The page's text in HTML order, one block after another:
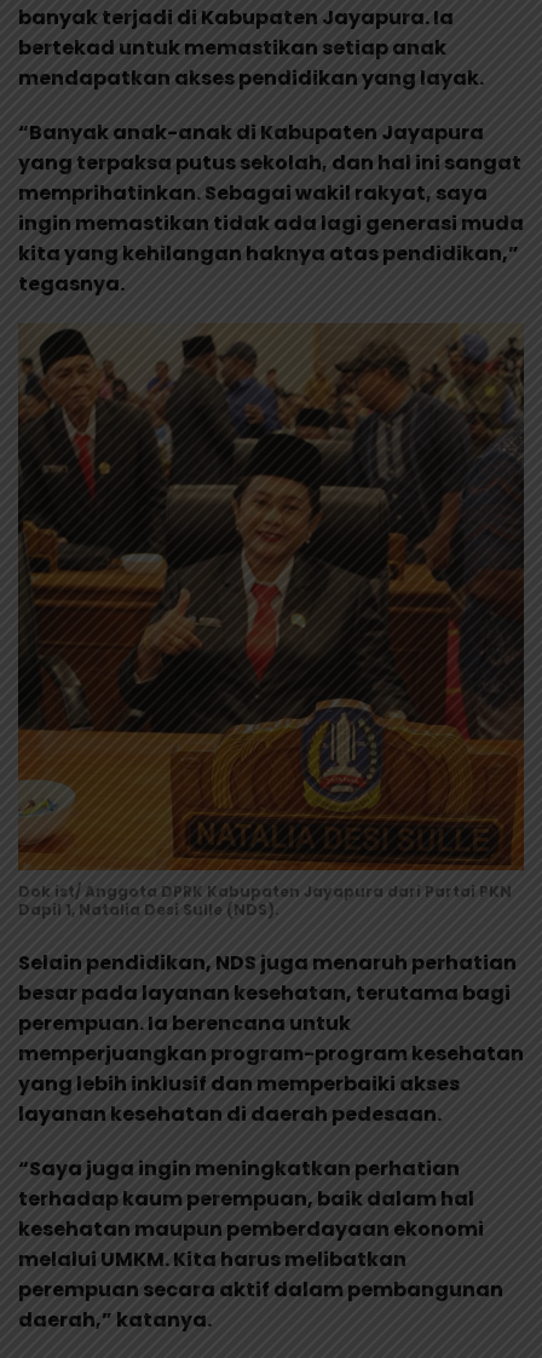
banyak terjadi di Kabupaten Jayapura. Ia
bertekad untuk memastikan setiap anak
mendapatkan akses pendidikan yang layak.
“Banyak anak-anak di Kabupaten Jayapura
yang terpaksa putus sekolah, dan hal ini sangat
memprihatinkan. Sebagai wakil rakyat, saya
ingin memastikan tidak ada lagi generasi muda
kita yang kehilangan haknya atas pendidikan,”
tegasnya.
Dok ist/ Anggota DPRK Kabupaten Jayapura dari Partai PKN
Dapil 1, Natalia Desi Sulle (NDS).
Selain pendidikan, NDS juga menaruh perhatian
besar pada layanan kesehatan, terutama bagi
perempuan. Ia berencana untuk
memperjuangkan program-program kesehatan
yang lebih inklusif dan memperbaiki akses
layanan kesehatan di daerah pedesaan.
“Saya juga ingin meningkatkan perhatian
terhadap kaum perempuan, baik dalam hal
kesehatan maupun pemberdayaan ekonomi
melalui UMKM. Kita harus melibatkan
perempuan secara aktif dalam pembangunan
daerah,” katanya.